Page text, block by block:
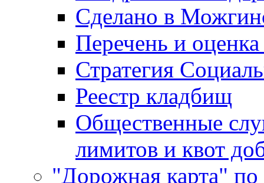
Сделано в
Перечень и
Стратегия
Реестр кладбищ
Общественные
лимитов и квот
"Дорожная карта"